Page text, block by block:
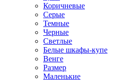
Коричневые
Серые
Темные
Черные
Светлые
Белые шкафы-купе
Венге
Размер
Маленькие